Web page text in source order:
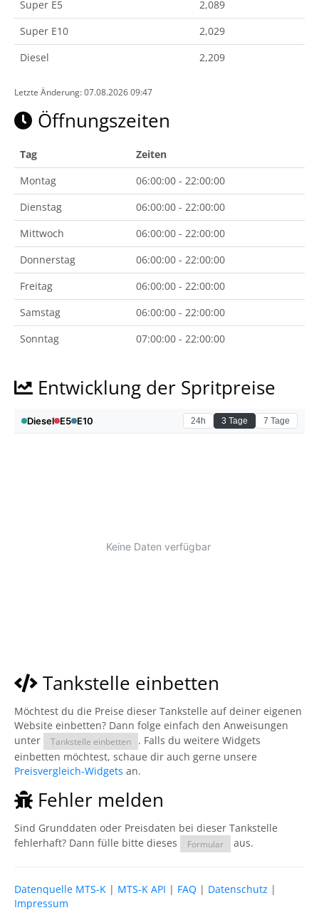
Super E5
2,089
Super E10
2,029
Diesel
2,209
Letzte Änderung: 07.08.2026 09:47
Öffnungszeiten
Tag
Zeiten
Montag
06:00:00 - 22:00:00
Dienstag
06:00:00 - 22:00:00
Mittwoch
06:00:00 - 22:00:00
Donnerstag
06:00:00 - 22:00:00
Freitag
06:00:00 - 22:00:00
Samstag
06:00:00 - 22:00:00
Sonntag
07:00:00 - 22:00:00
Entwicklung der Spritpreise
Tankstelle einbetten
Möchtest du die Preise dieser Tankstelle auf deiner eigenen
Website einbetten? Dann folge einfach den Anweisungen
unter
Tankstelle einbetten
. Falls du weitere Widgets
einbetten möchtest, schaue dir auch gerne unsere
Preisvergleich-Widgets an.
Fehler melden
Sind Grunddaten oder Preisdaten bei dieser Tankstelle
fehlerhaft? Dann fülle bitte dieses
Formular aus.
Datenquelle MTS-K | MTS-K API | FAQ | Datenschutz |
Impressum